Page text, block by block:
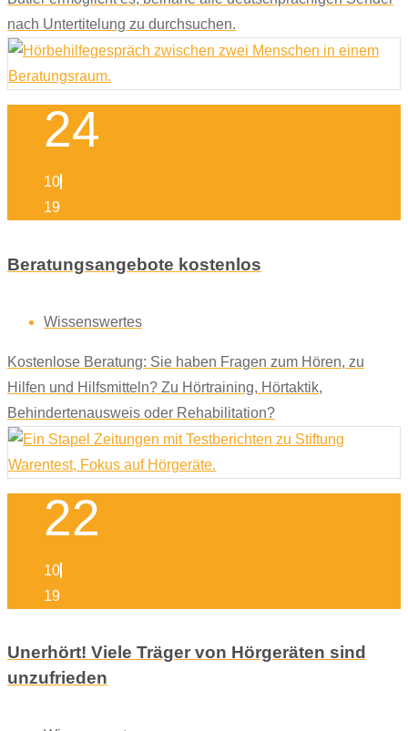
nach Untertitelung zu durchsuchen.
24
10
19
Beratungsangebote kostenlos
Wissenswertes
Kostenlose Beratung: Sie haben Fragen zum Hören, zu
Hilfen und Hilfsmitteln? Zu Hörtraining, Hörtaktik,
Behindertenausweis oder Rehabilitation?
22
10
19
Unerhört! Viele Träger von Hörgeräten sind
unzufrieden